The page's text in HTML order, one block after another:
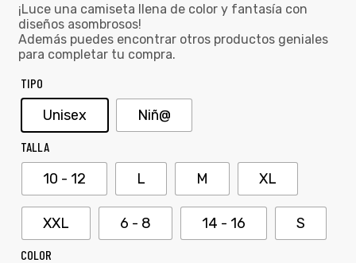
¡Luce una camiseta llena de color y fantasía con
diseños asombrosos!
Además puedes encontrar otros productos geniales
para completar tu compra.
TIPO
Unisex Niñ@
TALLA
10 - 12 L M XL
XXL 6 - 8 14 - 16 S
COLOR